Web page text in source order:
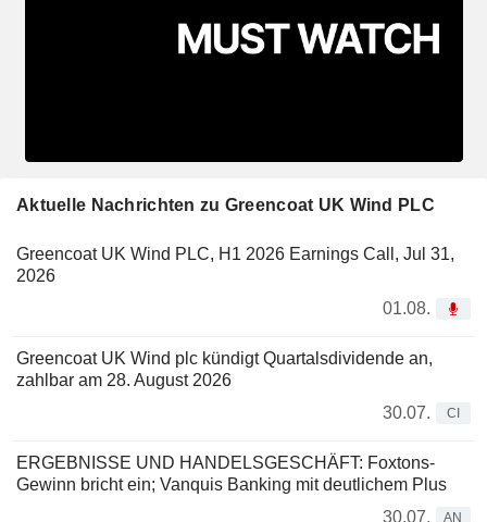
Aktuelle Nachrichten zu Greencoat UK Wind PLC
Greencoat UK Wind PLC, H1 2026 Earnings Call, Jul 31,
2026
01.08.
Greencoat UK Wind plc kündigt Quartalsdividende an,
zahlbar am 28. August 2026
30.07.
CI
ERGEBNISSE UND HANDELSGESCHÄFT: Foxtons-
Gewinn bricht ein; Vanquis Banking mit deutlichem Plus
30.07.
AN